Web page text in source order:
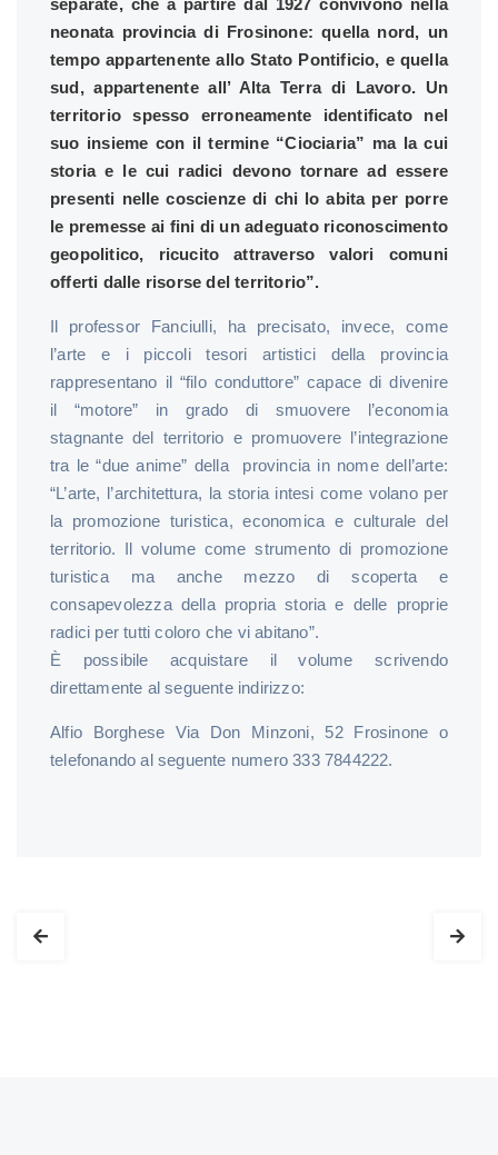
neonata provincia di Frosinone: quella nord, un
tempo appartenente allo Stato Pontificio, e quella
sud, appartenente all’ Alta Terra di Lavoro. Un
territorio spesso erroneamente identificato nel
suo insieme con il termine “Ciociaria” ma la cui
storia e le cui radici devono tornare ad essere
presenti nelle coscienze di chi lo abita per porre
le premesse ai fini di un adeguato riconoscimento
geopolitico, ricucito attraverso valori comuni
offerti dalle risorse del territorio”.
Il professor Fanciulli, ha precisato, invece, come
l’arte e i piccoli tesori artistici della provincia
rappresentano il “filo conduttore” capace di divenire
il “motore” in grado di smuovere l’economia
stagnante del territorio e promuovere l’integrazione
tra le “due anime” della provincia in nome dell’arte:
“L’arte, l’architettura, la storia intesi come volano per
la promozione turistica, economica e culturale del
territorio. Il volume come strumento di promozione
turistica ma anche mezzo di scoperta e
consapevolezza della propria storia e delle proprie
radici per tutti coloro che vi abitano”.
È possibile acquistare il volume scrivendo
direttamente al seguente indirizzo:
Alfio Borghese Via Don Minzoni, 52 Frosinone o
telefonando al seguente numero 333 7844222.